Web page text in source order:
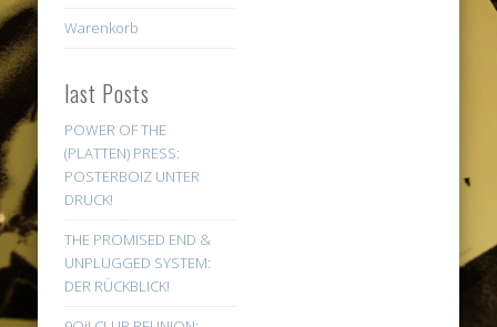
Warenkorb
last Posts
POWER OF THE
(PLATTEN) PRESS:
POSTERBOIZ UNTER
DRUCK!
THE PROMISED END &
UNPLUGGED SYSTEM:
DER RÜCKBLICK!